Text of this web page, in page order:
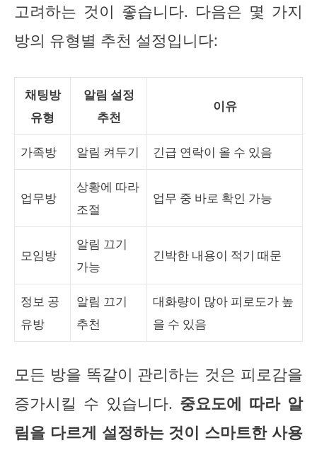
고려하는 것이 좋습니다. 다음은 몇 가지
방의 유형별 추천 설정입니다:
채팅방
유형
알림 설정
추천
이유
가족방 알림 켜두기 긴급 연락이 올 수 있음
업무방
상황에 따라
조절
업무 중 바로 확인 가능
모임방
알림 끄기
가능
긴박한 내용이 적기 때문
정보 공
유방
알림 끄기
추천
대화량이 많아 피로도가 높
을 수 있음
모든 방을 똑같이 관리하는 것은 피로감을
증가시킬 수 있습니다. 중요도에 따라 알
림을 다르게 설정하는 것이 스마트한 사용